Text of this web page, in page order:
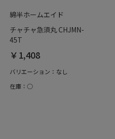
綿半ホームエイド
チャチャ急須丸 CHJMN-
45T
￥1,408
バリエーション：なし
在庫：○